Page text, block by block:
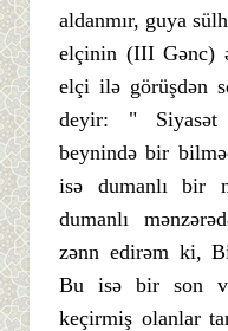
aldanmır, guya
elçinin (III Gənc)
elçi ilə görüşdən
deyir: " Siyasət
beynində bir
isə dumanlı bir
dumanlı
zənn edirəm ki,
Bu isə bir son
keçirmiş olanlar